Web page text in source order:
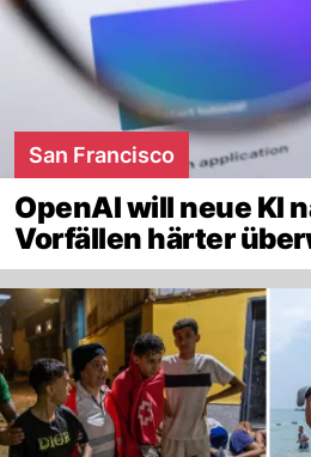
San Francisco
OpenAI will neue KI
Vorfällen härter